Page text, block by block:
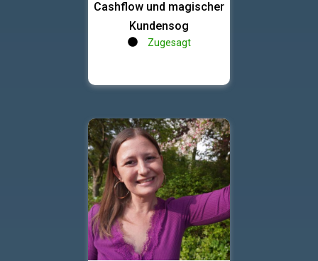
Cashflow und magischer
Kundensog
Zugesagt